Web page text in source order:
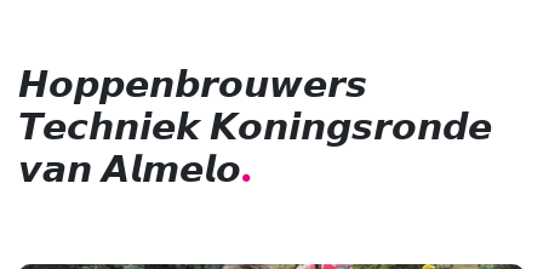
𝙃𝙤𝙥𝙥𝙚𝙣𝙗𝙧𝙤𝙪𝙬𝙚𝙧𝙨
𝙏𝙚𝙘𝙝𝙣𝙞𝙚𝙠 𝙆𝙤𝙣𝙞𝙣𝙜𝙨𝙧𝙤𝙣𝙙𝙚
𝙫𝙖𝙣 𝘼𝙡𝙢𝙚𝙡𝙤